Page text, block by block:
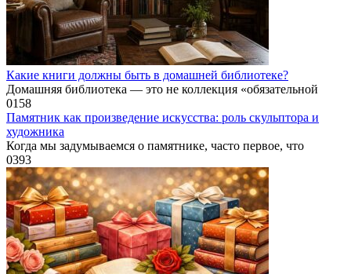
Какие книги должны быть в домашней библиотеке?
Домашняя библиотека — это не коллекция «обязательной
0158
Памятник как произведение искусства: роль скульптора и
художника
Когда мы задумываемся о памятнике, часто первое, что
0393